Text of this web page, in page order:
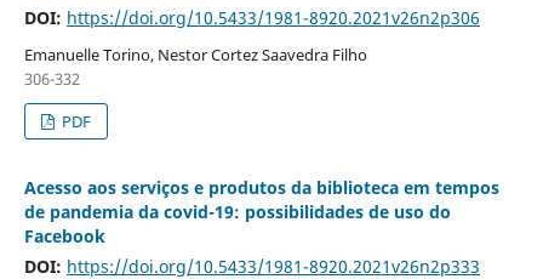
DOI: https://doi.org/10.5433/1981-8920.2021v26n2p306
Emanuelle Torino, Nestor Cortez Saavedra Filho
306-332
PDF
Acesso aos serviços e produtos da biblioteca em tempos
de pandemia da covid-19: possibilidades de uso do
Facebook
DOI: https://doi.org/10.5433/1981-8920.2021v26n2p333